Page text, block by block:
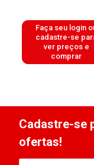
Faça seu login
cadastre-se
ver preços e
comprar
Cadastre-se
ofertas!